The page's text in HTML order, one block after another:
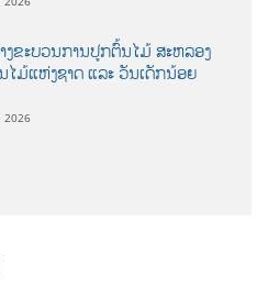
ງຂະບວນການປູກຕົ້ນໄມ້ ສະຫລອງ
ມ້ແຫ່ງຊາດ ແລະ ວັນເດັກນ້ອຍ
2026